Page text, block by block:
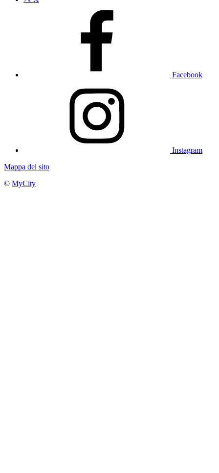
Facebook
Instagram
Mappa del sito
© MyCity